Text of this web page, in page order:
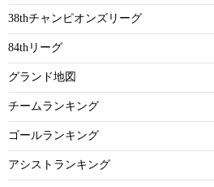
38thチャンピオンズリーグ
84thリーグ
グランド地図
チームランキング
ゴールランキング
アシストランキング